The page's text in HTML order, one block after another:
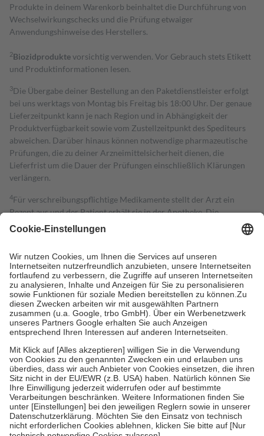
Produkte in deinem Warenkorb beinhaltet die Durchführung von
Wechselwirkungschecks und die Prüfung etwaiger
Anwendungshinweise des Herstellers.
2Biozidproduktevorsichtig verwenden. Vor Gebrauch stets Etikett
und Produktinformationen lesen.
3Die Übergabe deiner Bestellung an den Paketdienstleister erfolgt
bei uns werktags von Montag bis Freitag bis 18:00 Uhr. Der genaue
Lieferzeitpunkt kann je nach Region und in Abhängigkeit der
Produktverfügbarkeit sowie vom Zustellzeitpunkt des Spediteurs
abweichen. Darüber hinaus können notwendige pharmazeutische
Prüfungen, die zu deiner Arzneimittelsicherheit dienen, die
Lieferfrist um die Dauer der Prüfungen einschließlich Klärungen
verlängern.
4Für verschreibungspflichtige Medikamente stellt der Arzt ein
Rezept aus und der Patient erhält sie in der Apotheke. Die
gesetzliche Krankenversicherung übernimmt in der Regel die
Kosten dafür, der Versicherte trägt einen Teil davon als Zuzahlung
Grundsätzlich leisten Mitglieder Zuzahlungen in Höhe von zehn
Prozent des Abgabepreises,mindestens jedochfünf Euround
höchstens zehn Euro.Es sind jedoch nie mehr als die tatsächlichen
Kosten der Leistung zu entrichten.
Diese Regeln gelten grundsätzlich auch für Online-Apotheken.
Bei Heilmitteln und häuslicher Krankenpflege beträgt die
Zuzahlung zehn Prozent der Kosten sowie zehn Euro je
Verordnung.
Um das Engagement der Versicherten für ihre eigene Gesundheit zu
stärken und die besondere Stellung der Familie zu unterstützen,
fallenkeine Zuzahlungenan bei:
• Kindern und Jugendlichen bis zum vollendeten 18. Lebensjahr
mit Ausnahme der Fahrkosten
• Untersuchungen zur Vorsorge und Früherkennung, die von der